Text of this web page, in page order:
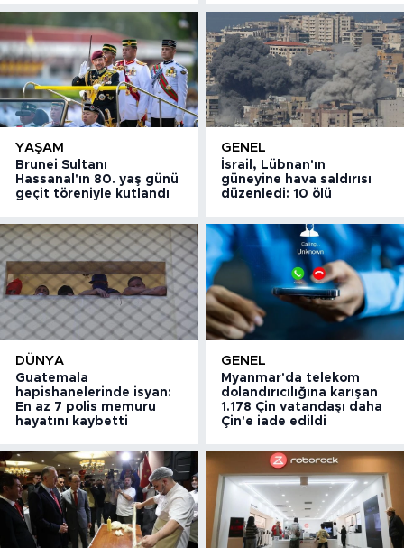
YAŞAM
Brunei Sultanı
Hassanal'ın 80. yaş günü
geçit töreniyle kutlandı
GENEL
İsrail, Lübnan'ın
güneyine hava saldırısı
düzenledi: 10 ölü
DÜNYA
Guatemala
hapishanelerinde isyan:
En az 7 polis memuru
hayatını kaybetti
GENEL
Myanmar'da telekom
dolandırıcılığına karışan
1.178 Çin vatandaşı daha
Çin'e iade edildi